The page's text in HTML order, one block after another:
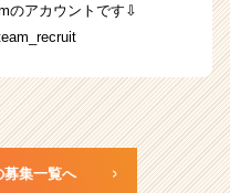
のアカウントです⇩
募集一覧へ